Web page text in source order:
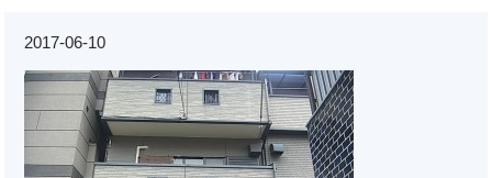
2017-06-10